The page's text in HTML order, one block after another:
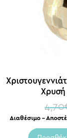
Χρυσή
4,70
Διαθέσιμο –